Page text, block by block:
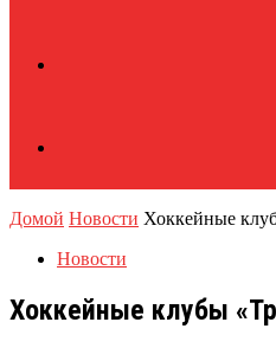
Домой Новости Хоккейные
Новости
Хоккейные клубы